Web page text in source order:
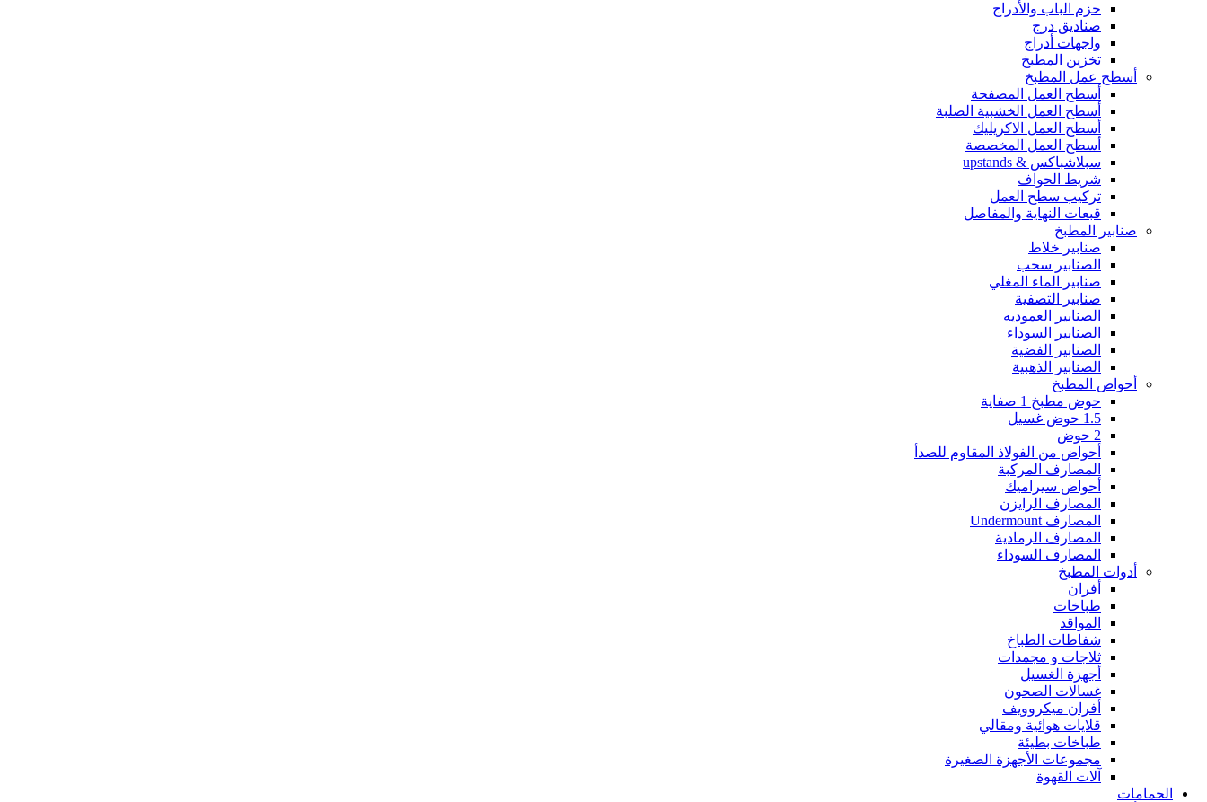
حزم الباب والأدراج
صناديق درج
واجهات أدراج
تخزين المطبخ
أسطح عمل المطبخ
أسطح العمل المصفحة
أسطح العمل الخشبية الصلبة
أسطح العمل الاكريليك
أسطح العمل المخصصة
سبلاشباكس & upstands
شريط الحواف
تركيب سطح العمل
قبعات النهاية والمفاصل
صنابير المطبخ
صنابير خلاط
الصنابير سحب
صنابير الماء المغلي
صنابير التصفية
الصنابير العموديه
الصنابير السوداء
الصنابير الفضية
الصنابير الذهبية
أحواض المطبخ
حوض مطبخ 1 صفاية
1.5 حوض غسيل
2 حوض
أحواض من الفولاذ المقاوم للصدأ
المصارف المركبة
أحواض سيراميك
المصارف الرايزن
المصارف Undermount
المصارف الرمادية
المصارف السوداء
أدوات المطبخ
أفران
طباخات
المواقد
شفاطات الطباخ
ثلاجات و مجمدات
أجهزة الغسيل
غسالات الصحون
أفران ميكروويف
قلايات هوائية ومقالي
طباخات بطيئة
مجموعات الأجهزة الصغيرة
آلات القهوة
الحمامات